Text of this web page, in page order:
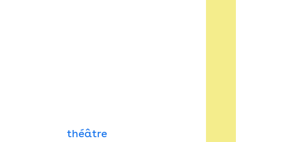
théâtre